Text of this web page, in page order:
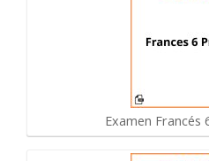
Examen Francés